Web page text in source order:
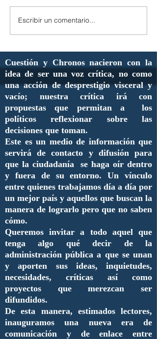
Escribir un comentario...
Cuestión y Chronos nacieron con la
idea de ser una voz crítica, no como
una acción de desprestigio visceral y
vacío; nuestra crítica irá con
propuestas que permitan a los
políticos reflexionar sobre las
decisiones que toman.
Este es un medio de información que
servirá de contacto y difusión para
que la ciudadanía se haga oír dentro
y fuera de su entorno. Un vínculo
entre quienes trabajamos día a día por
un mejor país y aquellos que buscan la
manera de lograrlo pero que no saben
cómo.
Queremos invitar a todo aquel que
tenga algo qué decir de la
administración pública a que se unan
y aporten sus ideas, inquietudes,
necesidades, críticas así como
proyectos que merezcan ser
difundidos.
De esta manera, estimados lectores,
inauguramos una nueva era de
comunicación y de enlace entre